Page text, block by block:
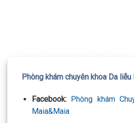
Phòng khám chuyên khoa Da liễu
Facebook: Phòng khám
Maia&Maia